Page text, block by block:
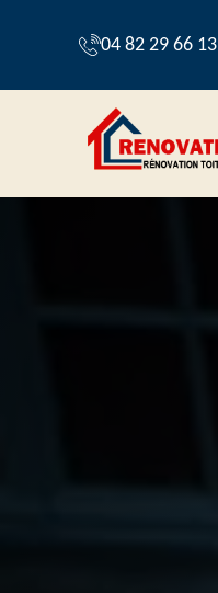
04 82 29 66 13